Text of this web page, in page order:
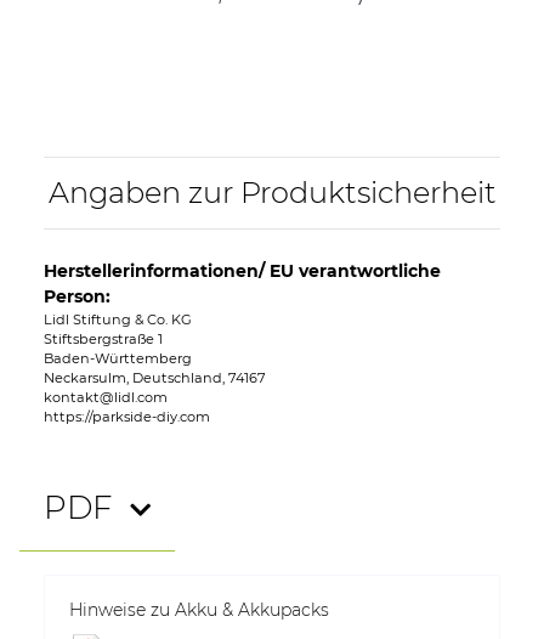
Angaben zur Produktsicherheit
Herstellerinformationen/ EU verantwortliche
Person:
Lidl Stiftung & Co. KG
Stiftsbergstraße 1
Baden-Württemberg
Neckarsulm, Deutschland, 74167
kontakt@lidl.com
https://parkside-diy.com
PDF
Hinweise zu Akku & Akkupacks